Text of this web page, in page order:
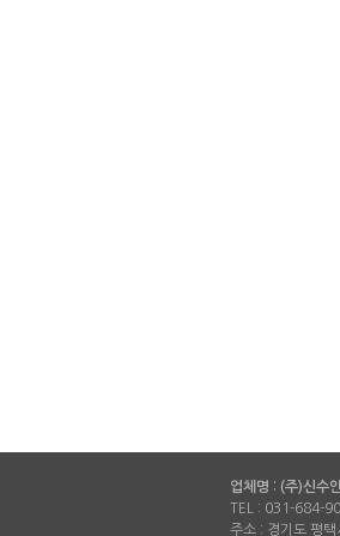
업체명 : (주)신수
TEL : 031-684-
주소 : 경기도 평